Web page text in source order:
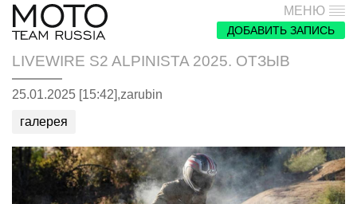
МЕНЮ
ДОБАВИТЬ ЗАПИСЬ
LIVEWIRE S2 ALPINISTA 2025. ОТЗЫВ
25.01.2025 [15:42],zarubin
галерея